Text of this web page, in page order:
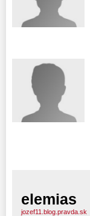
elemias
jozef11.blog.pravda.sk